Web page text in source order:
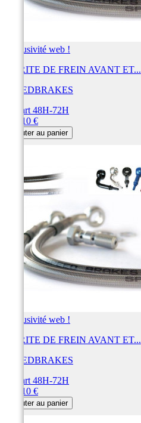
Exclusivité web !
DURITE DE FREIN AVANT ET...
SPEEDBRAKES
Départ 48H-72H
443,10 €
Ajouter au panier
Exclusivité web !
DURITE DE FREIN AVANT ET...
SPEEDBRAKES
Départ 48H-72H
443,10 €
Ajouter au panier